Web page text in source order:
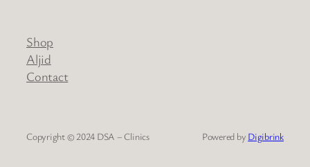
Shop
Aljid
Contact
Copyright © 2024 DSA – Clinics Powered by Digibrink